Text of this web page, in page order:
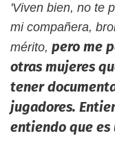
'Viven bien, no te
mi compañera,
mérito, pero me
otras mujeres
tener
jugadores.
entiendo que